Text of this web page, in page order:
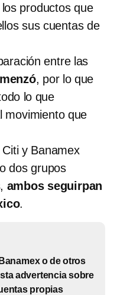
productos que
sus cuentas de
entre las
, por lo que
lo que
movimiento que
y Banamex
dos grupos
ambos seguirpan
.
o de otros
advertencia sobre
propias